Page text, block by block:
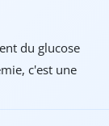
du glucose
c'est une